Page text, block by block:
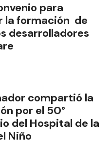
para
la formación de
desarrolladores
compartió la
por el 50°
del Hospital de la
Niño